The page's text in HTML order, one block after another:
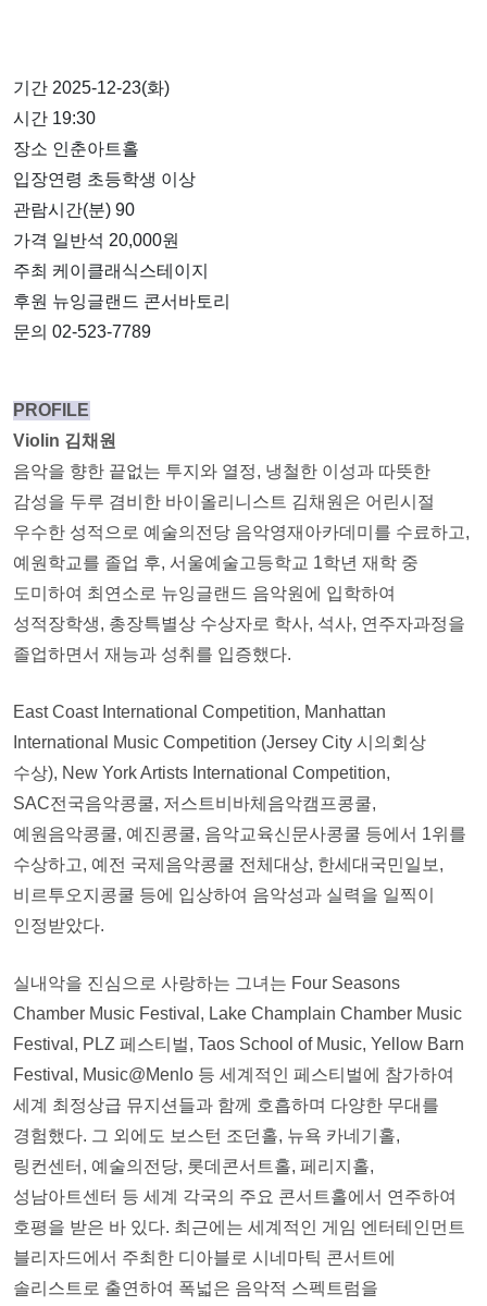
기간 2025-12-23(화)
시간 19:30
장소 인춘아트홀
입장연령 초등학생 이상
관람시간(분) 90
가격 일반석 20,000원
주최 케이클래식스테이지
후원 뉴잉글랜드 콘서바토리
문의 02-523-7789
PROFILE
Violin 김채원
음악을 향한 끝없는 투지와 열정, 냉철한 이성과 따뜻한
감성을 두루 겸비한 바이올리니스트 김채원은 어린시절
우수한 성적으로 예술의전당 음악영재아카데미를 수료하고,
예원학교를 졸업 후, 서울예술고등학교 1학년 재학 중
도미하여 최연소로 뉴잉글랜드 음악원에 입학하여
성적장학생, 총장특별상 수상자로 학사, 석사, 연주자과정을
졸업하면서 재능과 성취를 입증했다.
East Coast International Competition, Manhattan
International Music Competition (Jersey City 시의회상
수상), New York Artists International Competition,
SAC전국음악콩쿨, 저스트비바체음악캠프콩쿨,
예원음악콩쿨, 예진콩쿨, 음악교육신문사콩쿨 등에서 1위를
수상하고, 예전 국제음악콩쿨 전체대상, 한세대국민일보,
비르투오지콩쿨 등에 입상하여 음악성과 실력을 일찍이
인정받았다.
실내악을 진심으로 사랑하는 그녀는 Four Seasons
Chamber Music Festival, Lake Champlain Chamber Music
Festival, PLZ 페스티벌, Taos School of Music, Yellow Barn
Festival, Music@Menlo 등 세계적인 페스티벌에 참가하여
세계 최정상급 뮤지션들과 함께 호흡하며 다양한 무대를
경험했다. 그 외에도 보스턴 조던홀, 뉴욕 카네기홀,
링컨센터, 예술의전당, 롯데콘서트홀, 페리지홀,
성남아트센터 등 세계 각국의 주요 콘서트홀에서 연주하여
호평을 받은 바 있다. 최근에는 세계적인 게임 엔터테인먼트
블리자드에서 주최한 디아블로 시네마틱 콘서트에
솔리스트로 출연하여 폭넓은 음악적 스펙트럼을